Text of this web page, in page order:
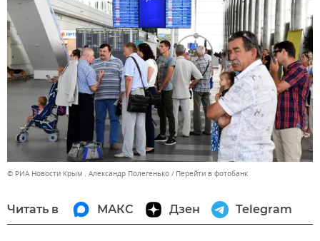
© РИА Новости Крым . Александр Полегенько Перейти в фотобанк
Читать в МАКС Дзен Telegram